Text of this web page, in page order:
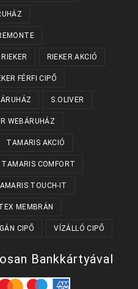
RIEKER RIEKER AKCIÓ
FÉRFI CIPŐ
S.OLIVER
WEBÁRUHÁZ
TAMARIS AKCIÓ
TAMARIS COMFORT
TOUCH-IT
MEMBRÁN
CIPŐ VÍZÁLLÓ CIPŐ
Bankkártyával